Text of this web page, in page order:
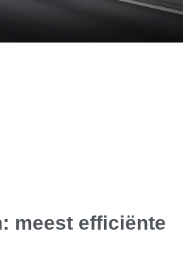
meest efficiënte